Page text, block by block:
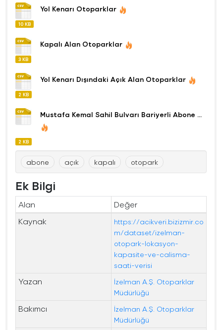
Yol Kenarı Otoparklar
10 KB
Kapalı Alan Otoparklar
3 KB
Yol Kenarı Dışındaki Açık Alan Otoparklar
2 KB
Mustafa Kemal Sahil Bulvarı Bariyerli Abone ...
2 KB
abone açık kapalı otopark
Ek Bilgi
Alan
Değer
Kaynak
https://acikveri.bizizmir.co
m/dataset/izelman-
otopark-lokasyon-
kapasite-ve-calisma-
saati-verisi
Yazan
İzelman A.Ş. Otoparklar
Müdürlüğü
Bakımcı
İzelman A.Ş. Otoparklar
Müdürlüğü